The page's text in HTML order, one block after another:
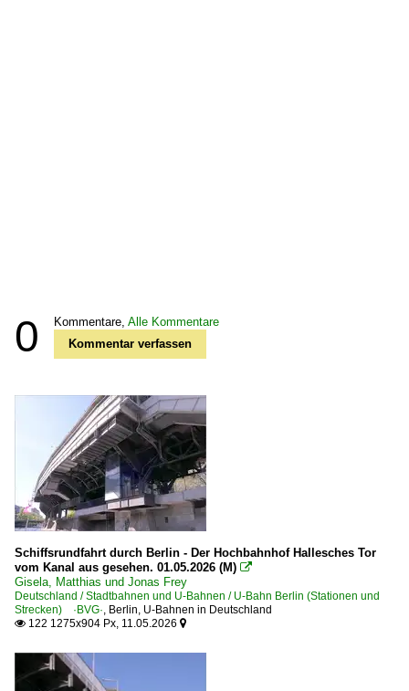
0 Kommentare, Alle Kommentare
Kommentar verfassen
Schiffsrundfahrt durch Berlin - Der Hochbahnhof Hallesches Tor
vom Kanal aus gesehen. 01.05.2026 (M) 
Gisela, Matthias und Jonas Frey
Deutschland / Stadtbahnen und U-Bahnen / U-Bahn Berlin (Stationen und
Strecken) ·BVG·, Berlin, U-Bahnen in Deutschland
 122 1275x904 Px, 11.05.2026 